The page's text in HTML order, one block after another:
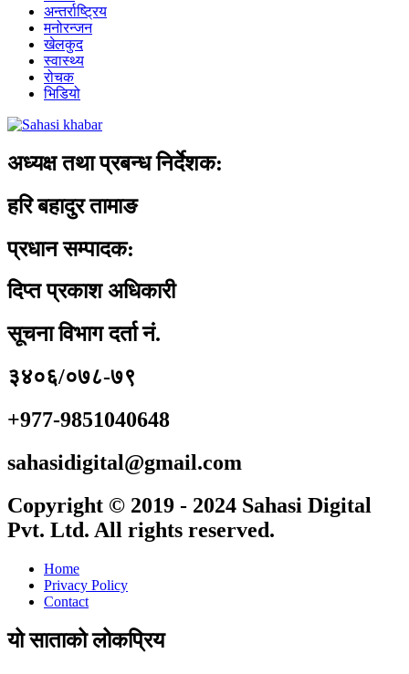
अन्तर्राष्ट्रिय
मनोरन्जन
खेलकुद
स्वास्थ्य
रोचक
भिडियो
अध्यक्ष तथा प्रबन्ध निर्देशक:
हरि बहादुर तामाङ
प्रधान सम्पादक:
दिप्त प्रकाश अधिकारी
सूचना विभाग दर्ता नं.
३४०६/०७८-७९
+977-9851040648
sahasidigital@gmail.com
Copyright © 2019 - 2024 Sahasi Digital
Pvt. Ltd. All rights reserved.
Home
Privacy Policy
Contact
यो साताको लोकप्रिय